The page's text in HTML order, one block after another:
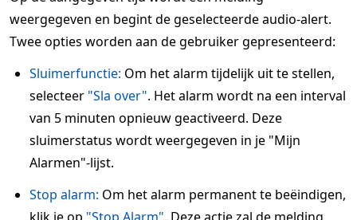
weergegeven en begint de geselecteerde audio-alert.
Twee opties worden aan de gebruiker gepresenteerd:
Sluimerfunctie: Om het alarm tijdelijk uit te stellen,
selecteer "Sla over". Het alarm wordt na een interval
van 5 minuten opnieuw geactiveerd. Deze
sluimerstatus wordt weergegeven in je "Mijn
Alarmen"-lijst.
Stop alarm: Om het alarm permanent te beëindigen,